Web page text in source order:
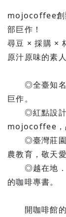
mojocoffee創
部巨作！
尋豆 × 採購 ×
原汁原味的素
◎全臺知名
巨作。
◎紅點設計
mojocoffee，
◎臺灣莊園
農教育，敬天
◎越在地．
的咖啡專書。
開咖啡館的